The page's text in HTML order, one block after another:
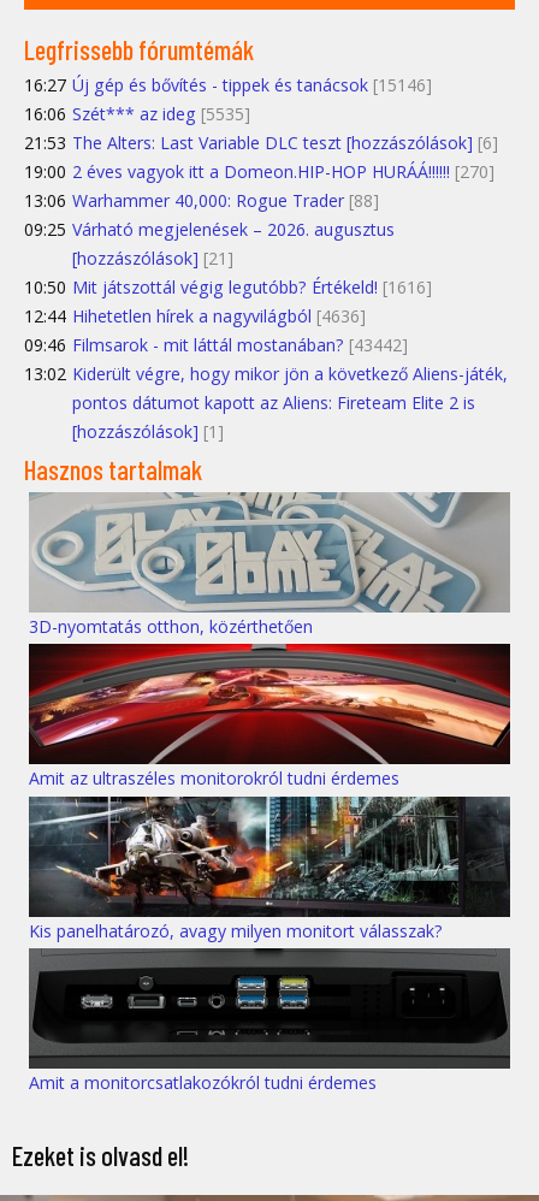
Legfrissebb fórumtémák
16:27 Új gép és bővítés - tippek és tanácsok [15146]
16:06 Szét*** az ideg [5535]
21:53 The Alters: Last Variable DLC teszt [hozzászólások] [6]
19:00 2 éves vagyok itt a Domeon.HIP-HOP HURÁÁ!!!!!! [270]
13:06 Warhammer 40,000: Rogue Trader [88]
09:25 Várható megjelenések – 2026. augusztus
[hozzászólások] [21]
10:50 Mit játszottál végig legutóbb? Értékeld! [1616]
12:44 Hihetetlen hírek a nagyvilágból [4636]
09:46 Filmsarok - mit láttál mostanában? [43442]
13:02 Kiderült végre, hogy mikor jön a következő Aliens-játék,
pontos dátumot kapott az Aliens: Fireteam Elite 2 is
[hozzászólások] [1]
Hasznos tartalmak
3D-nyomtatás otthon, közérthetően
Amit az ultraszéles monitorokról tudni érdemes
Kis panelhatározó, avagy milyen monitort válasszak?
Amit a monitorcsatlakozókról tudni érdemes
Ezeket is olvasd el!